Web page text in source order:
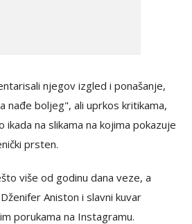
njegov izgled i ponašanje,
nađe boljeg", ali uprkos kritikama,
ikada na slikama na kojima pokazuje
prsten.
više od godinu dana veze, a
Aniston i slavni kuvar
porukama na Instagramu.